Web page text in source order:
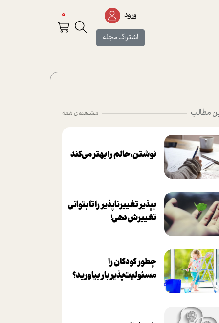
ورود
اشتراک مجله
0
مطالب مشاهده ی همه
نوشتن، حالم را بهتر می‌کند
بپذير تغييرناپذير را تا بتواني
تغييرش دهي!‏
چطور کودکان را
مسئولیت‌پذیر بار بیاورید؟